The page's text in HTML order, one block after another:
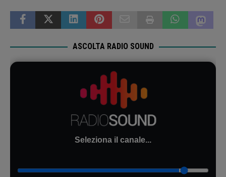
ASCOLTA RADIO SOUND
Seleziona il canale...